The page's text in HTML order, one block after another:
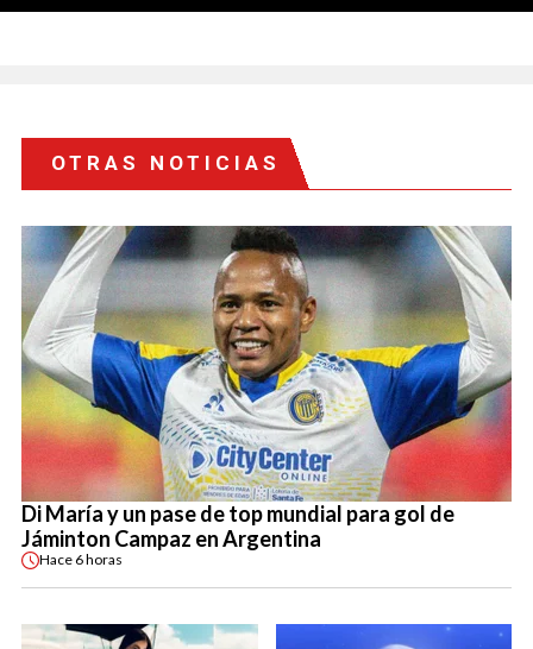
OTRAS NOTICIAS
Di María y un pase de top mundial para gol de
Jáminton Campaz en Argentina
Hace 6 horas